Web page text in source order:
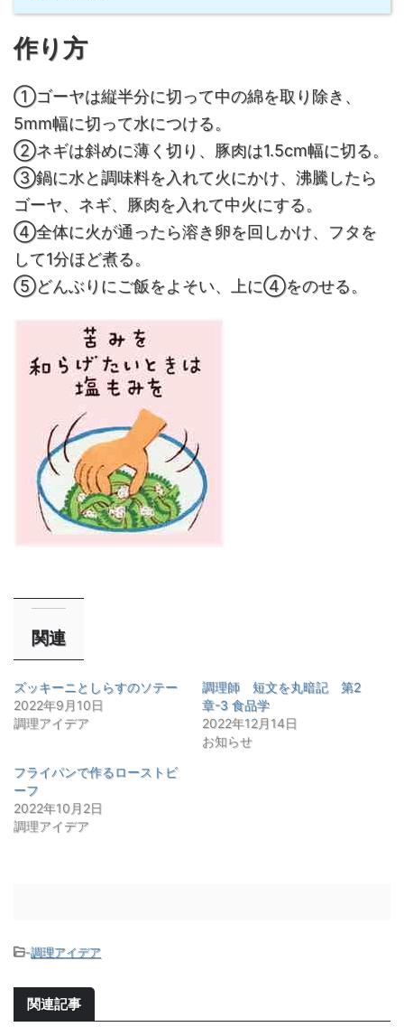
作り方
①ゴーヤは縦半分に切って中の綿を取り除き、
5mm幅に切って水につける。
②ネギは斜めに薄く切り、豚肉は1.5cm幅に切る。
③鍋に水と調味料を入れて火にかけ、沸騰したら
ゴーヤ、ネギ、豚肉を入れて中火にする。
④全体に火が通ったら溶き卵を回しかけ、フタを
して1分ほど煮る。
⑤どんぶりにご飯をよそい、上に④をのせる。
関連
ズッキーニとしらすのソテー
2022年9月10日
調理アイデア
調理師 短文を丸暗記 第2
章-3 食品学
2022年12月14日
お知らせ
フライパンで作るローストビ
ーフ
2022年10月2日
調理アイデア
-調理アイデア
関連記事